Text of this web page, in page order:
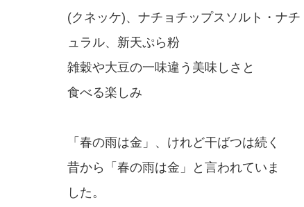
(クネッケ)、ナチョチップスソルト・ナチ
ュラル、新天ぷら粉
雑穀や大豆の一味違う美味しさと
食べる楽しみ
「春の雨は金」、けれど干ばつは続く
昔から「春の雨は金」と言われていま
した。